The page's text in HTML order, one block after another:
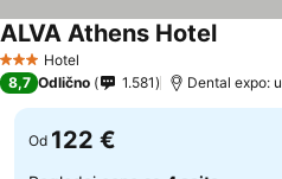
3 Zvezdice
Hotel
ALVA Athens Hotel
8,7 Odlično 1.581 Dental expo:
Od 122 €